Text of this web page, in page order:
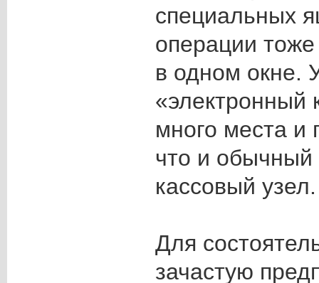
специальных
операции
в одном окне.
«электронный
много места и
что и обычный
кассовый узел.
Для
зачастую